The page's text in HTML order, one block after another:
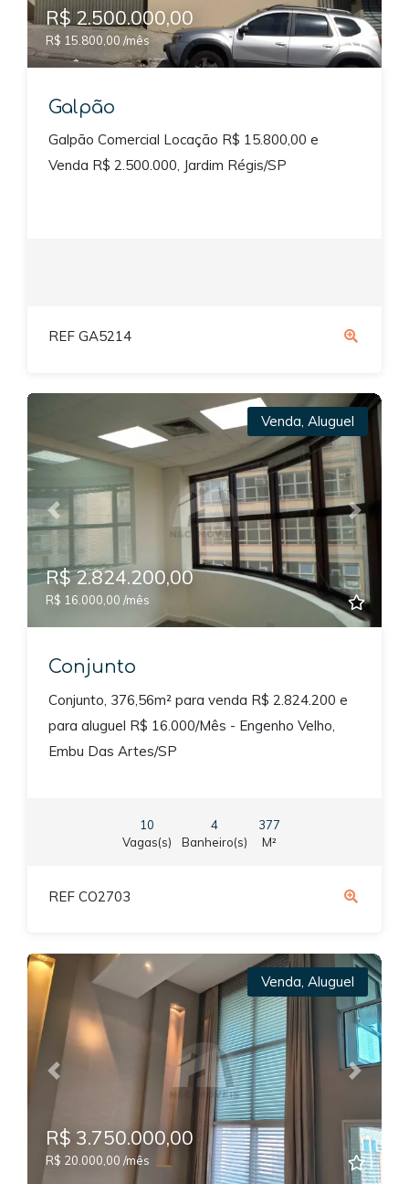
R$ 2.500.000,00
R$ 15.800,00 /mês
Galpão
Galpão Comercial Locação R$ 15.800,00 e
Venda R$ 2.500.000, Jardim Régis/SP
REF GA5214
Previous Next
Venda, Aluguel
R$ 2.824.200,00
R$ 16.000,00 /mês
Conjunto
Conjunto, 376,56m² para venda R$ 2.824.200 e
para aluguel R$ 16.000/Mês - Engenho Velho,
Embu Das Artes/SP
10
Vagas(s)
4
Banheiro(s)
377
M²
REF CO2703
Previous Next
Venda Aluguel
R$ 3.750.000,00
R$ 20.000,00 /mês